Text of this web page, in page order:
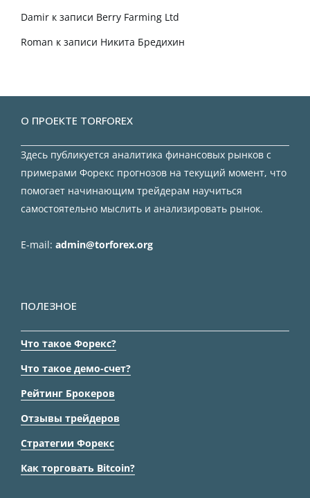
Damir к записи Berry Farming Ltd
Roman к записи Никита Бредихин
О ПРОЕКТЕ TORFOREX
Здесь публикуется аналитика финансовых рынков с
примерами Форекс прогнозов на текущий момент, что
помогает начинающим трейдерам научиться
самостоятельно мыслить и анализировать рынок.
E-mail: admin@torforex.org
ПОЛЕЗНОЕ
Что такое Форекс?
Что такое демо-счет?
Рейтинг Брокеров
Отзывы трейдеров
Стратегии Форекс
Как торговать Bitcoin?